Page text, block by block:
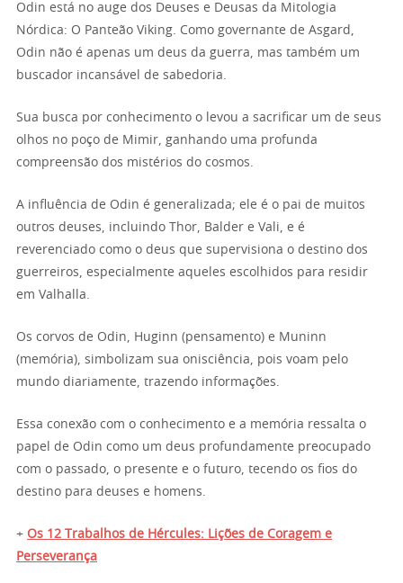
Odin está no auge dos Deuses e Deusas da Mitologia
Nórdica: O Panteão Viking. Como governante de Asgard,
Odin não é apenas um deus da guerra, mas também um
buscador incansável de sabedoria.
Sua busca por conhecimento o levou a sacrificar um de seus
olhos no poço de Mimir, ganhando uma profunda
compreensão dos mistérios do cosmos.
A influência de Odin é generalizada; ele é o pai de muitos
outros deuses, incluindo Thor, Balder e Vali, e é
reverenciado como o deus que supervisiona o destino dos
guerreiros, especialmente aqueles escolhidos para residir
em Valhalla.
Os corvos de Odin, Huginn (pensamento) e Muninn
(memória), simbolizam sua onisciência, pois voam pelo
mundo diariamente, trazendo informações.
Essa conexão com o conhecimento e a memória ressalta o
papel de Odin como um deus profundamente preocupado
com o passado, o presente e o futuro, tecendo os fios do
destino para deuses e homens.
+ Os 12 Trabalhos de Hércules: Lições de Coragem e
Perseverança